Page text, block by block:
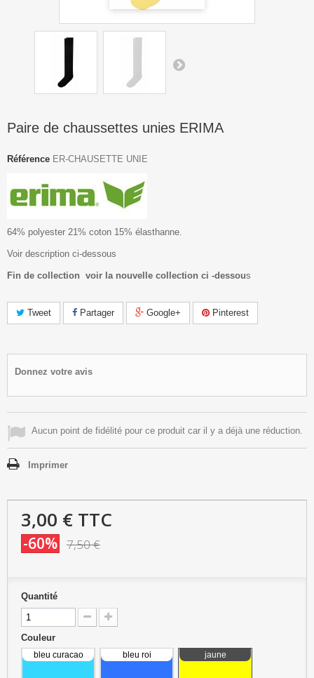
Paire de chaussettes unies ERIMA
Référence ER-CHAUSETTE UNIE
64% polyester 21% coton 15% élasthanne.
Voir description ci-dessous
Fin de collection voir la nouvelle collection ci -dessous
Tweet Partager Google+ Pinterest
Donnez votre avis
Aucun point de fidélité pour ce produit car il y a déjà une réduction.
Imprimer
3,00 € TTC
-60% 7,50 €
Quantité
Couleur
bleu curacao bleu roi jaune